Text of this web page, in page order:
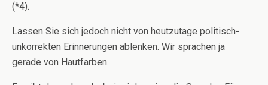
(*4).
Lassen Sie sich jedoch nicht von heutzutage politisch-
unkorrekten Erinnerungen ablenken. Wir sprachen ja
gerade von Hautfarben.